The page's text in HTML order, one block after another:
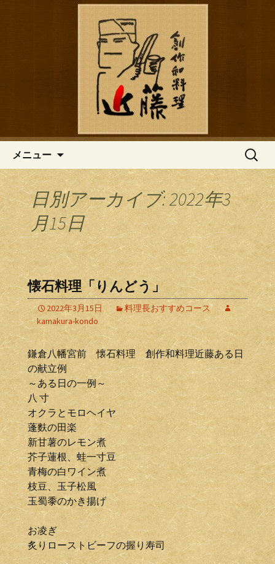
鎌倉の創作和食「近藤」のブロ
鎌倉の創作和食「近藤」のブログ
メニュー
検
日別アーカイブ: 2022年3
月15日
懐石料理「りんどう」
2022年3月15日
料理長おすすめコース
kamakura-kondo
鎌倉八幡宮前 懐石料理 創作和料理近藤ある日
の献立例
～ある日の一例～
八 寸
オクラとモロヘイヤ
蓬麩の田楽
新甘薯のレモン煮
芥子蓮根、蛙一寸豆
青梅の白ワイン煮
枝豆、玉子松風
玉蜀黍のかき揚げ
お凌ぎ
炙りローストビーフの握り寿司